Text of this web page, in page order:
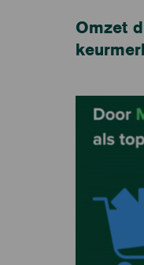
Omzet